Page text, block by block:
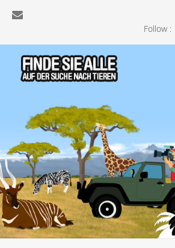
Follow :